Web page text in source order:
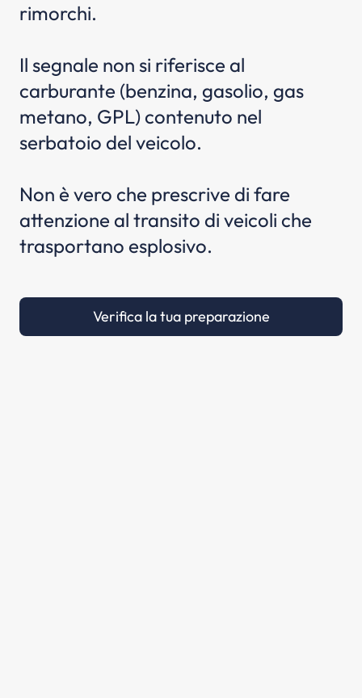
rimorchi.
Il segnale non si riferisce al
carburante (benzina, gasolio, gas
metano, GPL) contenuto nel
serbatoio del veicolo.
Non è vero che prescrive di fare
attenzione al transito di veicoli che
trasportano esplosivo.
Verifica la tua preparazione